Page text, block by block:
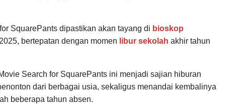
SquarePants dipastikan akan tayang di bioskop
bertepatan dengan momen libur sekolah akhir tahun
Search for SquarePants ini menjadi sajian hiburan
dari berbagai usia, sekaligus menandai kembalinya
beberapa tahun absen.